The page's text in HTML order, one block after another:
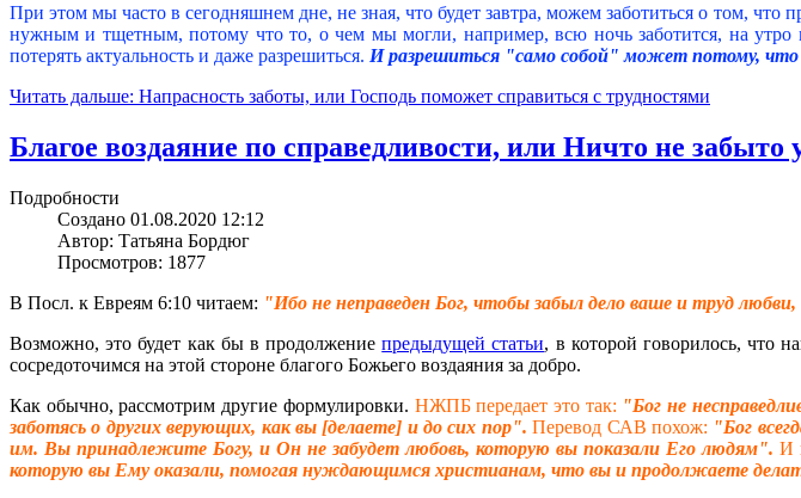
При этом мы часто в сегодняшнем дне, не зная, что будет завтра, можем заботиться о том,
нужным и тщетным, потому что то, о чем мы могли, например, всю ночь заботится, на утро
потерять актуальность и даже разрешиться. И разрешиться "само собой" может потому, что
Читать дальше: Напрасность заботы, или Господь поможет справиться с трудностями
Благое воздаяние по справедливости, или Ничто не забыто
Подробности
Создано 01.08.2020 12:12
Автор: Татьяна Бордюг
Просмотров: 1877
В Посл. к Евреям 6:10 читаем: "Ибо не неправеден Бог, чтобы забыл дело ваше и труд
Возможно, это будет как бы в продолжениепредыдущей статьи, в которой говорилось, что
сосредоточимся на этой стороне благого Божьего воздаяния за добро.
Как обычно, рассмотрим другие формулировки. НЖПБ передает это так: "Бог не
заботясь о других верующих, как вы [делаете] и до сих пор". Перевод САВ похож: "Бог
им. Вы принадлежите Богу, и Он не забудет любовь, которую вы показали Его людям". И
которую вы Ему оказали, помогая нуждающимся христианам, что вы и продолжаете